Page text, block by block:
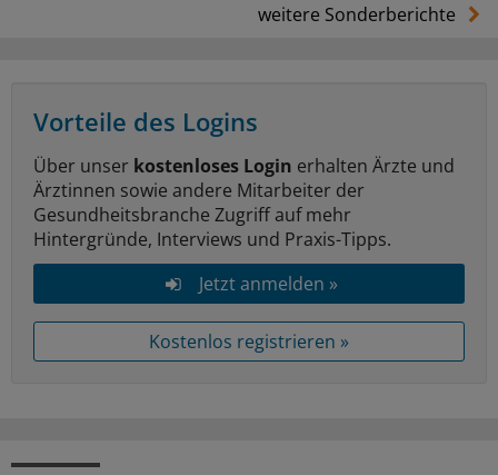
weitere Sonderberichte
Vorteile des Logins
Über unser kostenloses Login erhalten Ärzte und
Ärztinnen sowie andere Mitarbeiter der
Gesundheitsbranche Zugriff auf mehr
Hintergründe, Interviews und Praxis-Tipps.
Jetzt anmelden »
Kostenlos registrieren »